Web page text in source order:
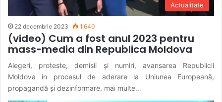
Actualitate
22 decembrie 2023 1.640
(video) Cum a fost anul 2023 pentru
mass-media din Republica Moldova
Alegeri, proteste, demisii și numiri, avansarea Republicii
Moldova în procesul de aderare la Uniunea Europeană,
propagandă și dezinformare, mai multe…